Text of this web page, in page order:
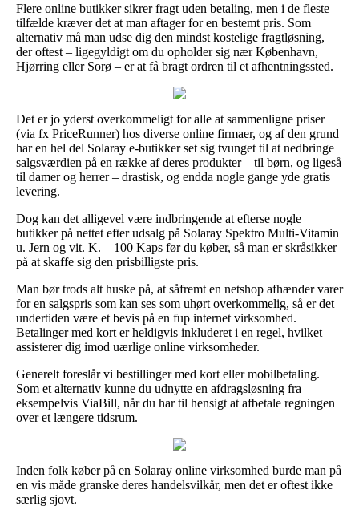
Flere online butikker sikrer fragt uden betaling, men i de fleste
tilfælde kræver det at man aftager for en bestemt pris. Som
alternativ må man udse dig den mindst kostelige fragtløsning,
der oftest – ligegyldigt om du opholder sig nær København,
Hjørring eller Sorø – er at få bragt ordren til et afhentningssted.
Det er jo yderst overkommeligt for alle at sammenligne priser
(via fx PriceRunner) hos diverse online firmaer, og af den grund
har en hel del Solaray e-butikker set sig tvunget til at nedbringe
salgsværdien på en række af deres produkter – til børn, og ligeså
til damer og herrer – drastisk, og endda nogle gange yde gratis
levering.
Dog kan det alligevel være indbringende at efterse nogle
butikker på nettet efter udsalg på Solaray Spektro Multi-Vitamin
u. Jern og vit. K. – 100 Kaps før du køber, så man er skråsikker
på at skaffe sig den prisbilligste pris.
Man bør trods alt huske på, at såfremt en netshop afhænder varer
for en salgspris som kan ses som uhørt overkommelig, så er det
undertiden være et bevis på en fup internet virksomhed.
Betalinger med kort er heldigvis inkluderet i en regel, hvilket
assisterer dig imod uærlige online virksomheder.
Generelt foreslår vi bestillinger med kort eller mobilbetaling.
Som et alternativ kunne du udnytte en afdragsløsning fra
eksempelvis ViaBill, når du har til hensigt at afbetale regningen
over et længere tidsrum.
Inden folk køber på en Solaray online virksomhed burde man på
en vis måde granske deres handelsvilkår, men det er oftest ikke
særlig sjovt.